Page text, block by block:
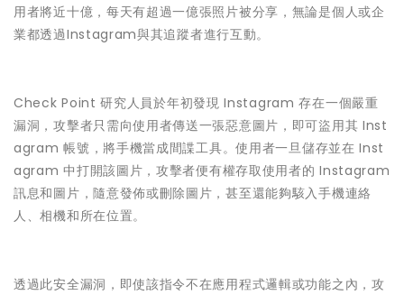
用者將近十億，每天有超過一億張照片被分享，無論是個人或企
業都透過Instagram與其追蹤者進行互動。
Check Point 研究人員於年初發現 Instagram 存在一個嚴重
漏洞，攻擊者只需向使用者傳送一張惡意圖片，即可盜用其 Inst
agram 帳號，將手機當成間諜工具。使用者一旦儲存並在 Inst
agram 中打開該圖片，攻擊者便有權存取使用者的 Instagram
訊息和圖片，隨意發佈或刪除圖片，甚至還能夠駭入手機連絡
人、相機和所在位置。
透過此安全漏洞，即使該指令不在應用程式邏輯或功能之內，攻